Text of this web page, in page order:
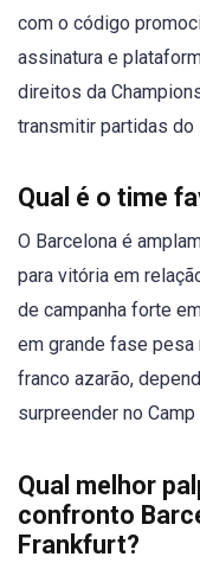
com o código
assinatura e
direitos da
transmitir partidas do
Qual é o time
O Barcelona é
para vitória em
de campanha forte
em grande fase pesa
franco azarão,
surpreender no Camp
Qual melhor
confronto
Frankfurt?